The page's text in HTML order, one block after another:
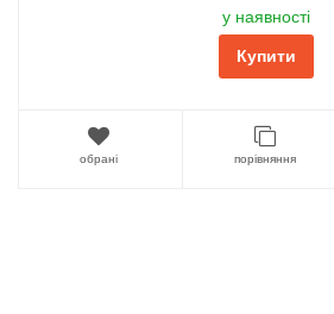
у наявності
Купити
обрані порівняння